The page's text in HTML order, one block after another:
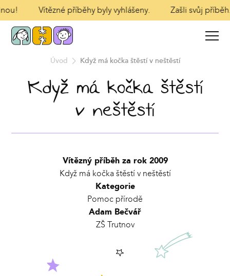
Vítězné příběhy byly vyhlášeny. Zašli svůj
Úvod Když má kočka štěstí v neštěstí
Když má kočka štěstí
v neštěstí
Vítězný příběh za rok 2009
Když má kočka štěstí v neštěstí
Kategorie
Pomoc přírodě
Adam Bečvář
ZŠ Trutnov